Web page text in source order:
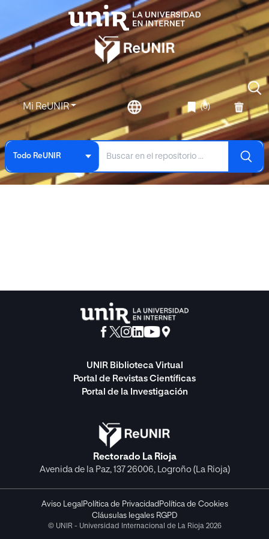
Mi ReUNIR (0)
Todo ReUNIR
UNIR Biblioteca Virtual
Portal de Revistas Científicas
Portal de la Investigación
Rectorado La Rioja
Avenida de la Paz, 137 26006, Logroño (La Rioja)
Aviso Legal Política de Privacidad Política de Cookies
Cláusulas legales RGPD
© UNIR - Universidad Internacional de La Rioja 2026